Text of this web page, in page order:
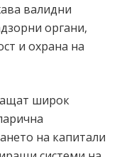
валидни
органи,
и охрана на
широк
на капитали